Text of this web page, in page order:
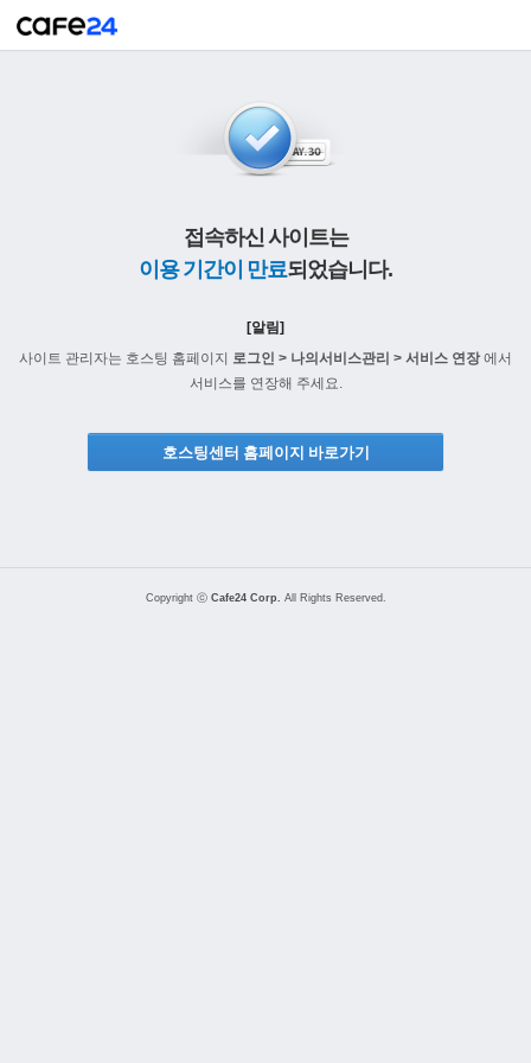
접속하신 사이트는
이용 기간이 만료되었습니다.
[알림]
사이트 관리자는 호스팅 홈페이지 로그인 > 나의서비스관리 > 서비스 연장에서
서비스를 연장해 주세요.
호스팅센터 홈페이지 바로가기
Copyright ⓒ Cafe24 Corp. All Rights Reserved.